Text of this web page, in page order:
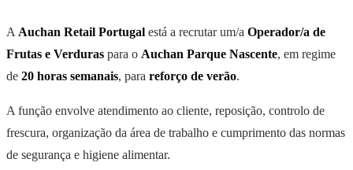
A Auchan Retail Portugal está a recrutar um/a Operador/a de
Frutas e Verduras para o Auchan Parque Nascente, em regime
de 20 horas semanais, para reforço de verão.
A função envolve atendimento ao cliente, reposição, controlo de
frescura, organização da área de trabalho e cumprimento das normas
de segurança e higiene alimentar.